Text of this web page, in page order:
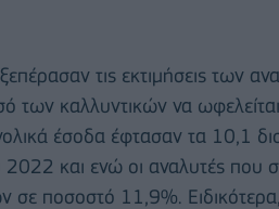
τις εκτιμήσεις των
των καλλυντικών να
έσοδα έφτασαν τα 10,1
και ενώ οι αναλυτές που
ποσοστό 11,9%.